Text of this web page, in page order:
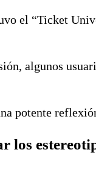
el “Ticket
algunos
potente
los